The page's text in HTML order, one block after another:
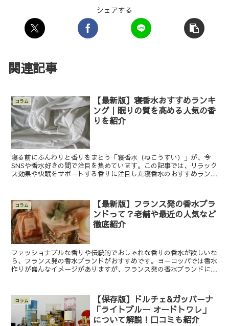
シェアする
関連記事
コラム
【最新版】寝香水おすすめランキ
ング｜眠りの質を高める人気の香
りを紹介
寝る前にふんわりと香りをまとう「寝香水（ねこうすい）」が、今
SNSや香水好きの間で注目を集めています。この記事では、リラック
ス効果や快眠をサポートする香りに注目した寝香水のおすすめランキ
コラム
【最新版】フランス発の香水ブラ
ンドって？老舗や最近の人気など
徹底紹介
ファッショナブルな香りや伝統的でおしゃれな香りの香水が欲しいな
ら、フランス発の香水ブランドがおすすめです。ヨーロッパでは香水
作りが盛んなイメージがありますが、フランス発の香水ブランドには
コラム
【保存版】ドルチェ&ガッバーナ
「ライトブルー オードトワレ」
について解説！口コミも紹介